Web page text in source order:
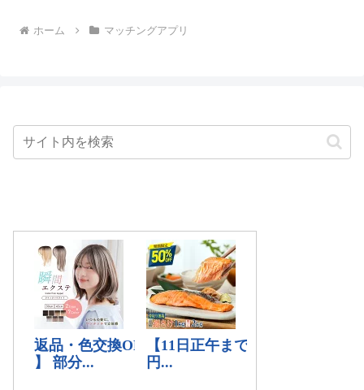
ホーム マッチングアプリ